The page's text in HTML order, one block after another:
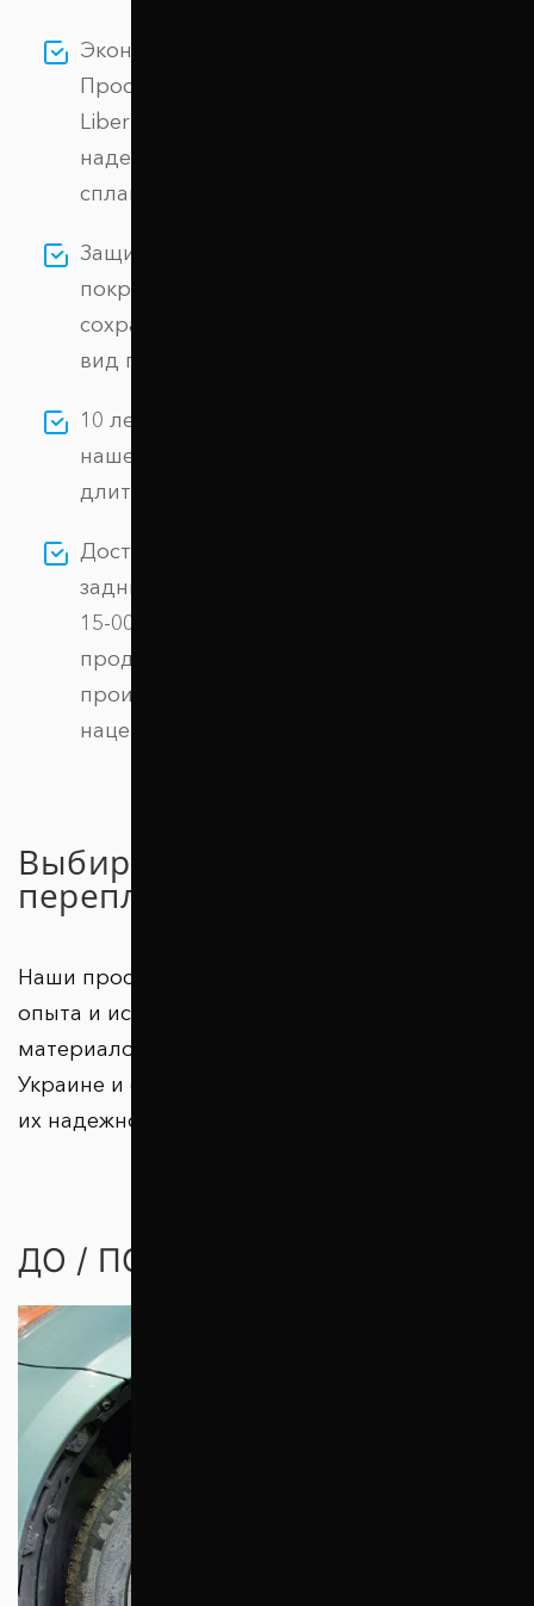
Экономия без потери качества: выбирая
Проставки задних пружин 30 мм Jeep
Liberty (1031-15-005/30), вы получаете
надежное изделие из алюминиевого
сплава АК-12 по цене производителя.
Защита от коррозии: специальное
покрытие гарантирует долговечность и
сохраняет первоначальный внешний
вид проставок.
10 лет гарантии: мы уверены в качестве
нашей продукции и предоставляем
длительную гарантию.
Доступная цена: покупая Проставки
задних пружин 30 мм Jeep Liberty (1031-
15-005/30) у нас, вы получаете
продукцию напрямую от
производителя, без дополнительных
наценок.
Выбирайте качество без
переплаты!
Наши проставки – результат многолетнего
опыта и использования высококачественных
материалов. Тысячи довольных клиентов в
Украине и странах зарубежья подтверждают
их надежность.
ДО / ПОСЛЕ